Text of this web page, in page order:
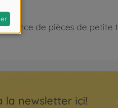
de pièces de petite
la newsletter ici!